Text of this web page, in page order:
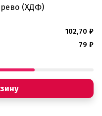
(ХДФ)
102,70 ₽
79 ₽